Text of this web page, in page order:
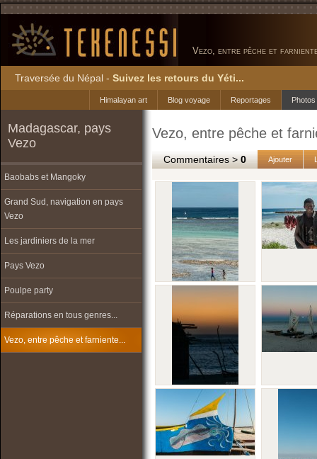
Vezo, entre pêche et
Traversée du Népal - Suivez les retours du Yéti...
Photos
Reportages
Blog voyage
Himalayan art
Madagascar, pays
Vezo
Baobabs et Mangoky
Grand Sud, navigation en pays
Vezo
Les jardiniers de la mer
Pays Vezo
Poulpe party
Réparations en tous genres...
Vezo, entre pêche et farniente...
Vezo, entre pêche et
Commentaires >0 Ajouter